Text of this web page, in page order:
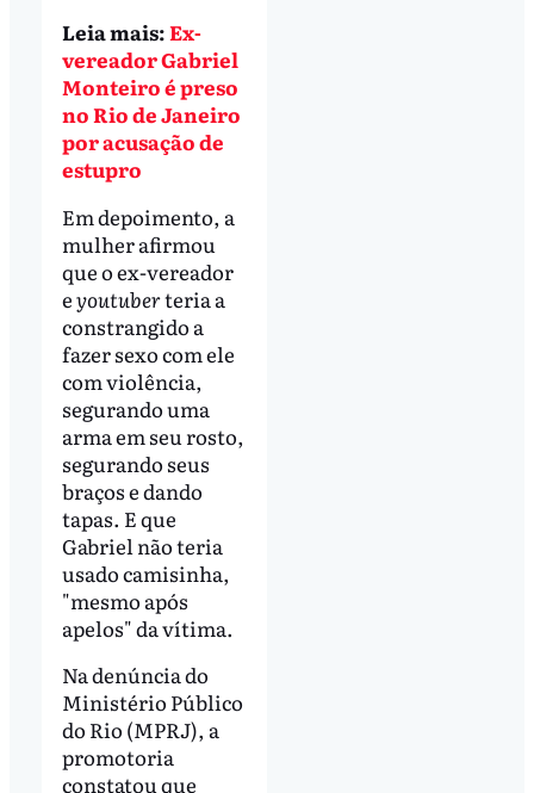
Leia mais:Ex-
vereador Gabriel
Monteiro é preso
no Rio de Janeiro
por acusação de
estupro
Em depoimento, a
mulher afirmou
que o ex-vereador
eyoutuberteria a
constrangido a
fazer sexo com ele
com violência,
segurando uma
arma em seu rosto,
segurando seus
braços e dando
tapas. E que
Gabriel não teria
usado camisinha,
"mesmo após
apelos" da vítima.
Na denúncia do
Ministério Público
do Rio (MPRJ), a
promotoria
constatou que